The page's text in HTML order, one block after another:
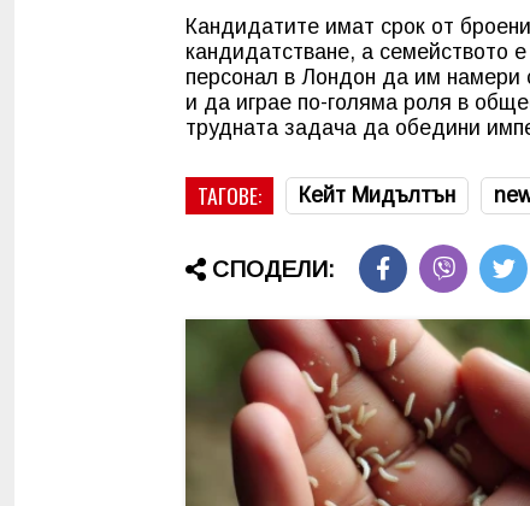
Кандидатите имат срок от
кандидатстване, а семейството
персонал в Лондон да им намери
и да играе по-голяма роля в
трудната задача да обедини
ТАГОВЕ: Кейт Мидълтън
СПОДЕЛИ: